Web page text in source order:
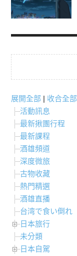
展開全部 | 收合全部
活動訊息
最新揪團行程
最新課程
酒雄頻道
深度微旅
古物收藏
熱門精選
酒雄直播
台湾で食い倒れ
日本旅行
未分類
日本自駕